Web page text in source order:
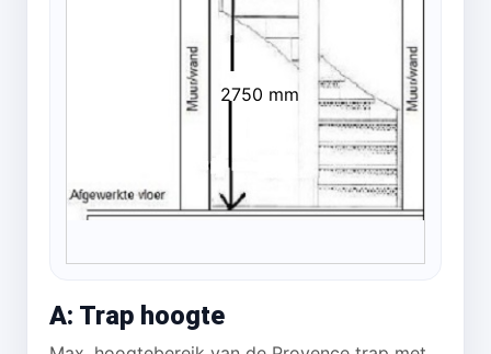
2750 mm
A: Trap hoogte